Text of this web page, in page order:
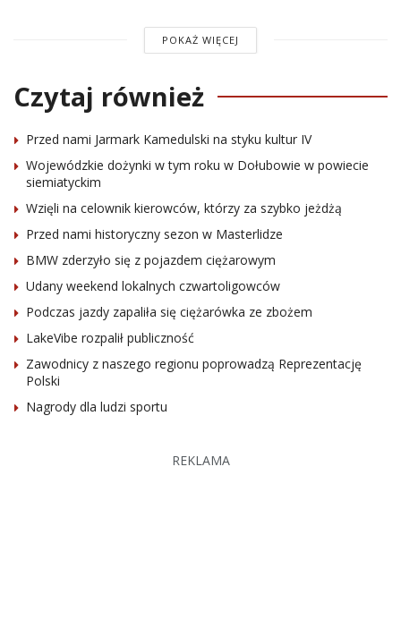
POKAŻ WIĘCEJ
Czytaj również
Przed nami Jarmark Kamedulski na styku kultur IV
Wojewódzkie dożynki w tym roku w Dołubowie w powiecie
siemiatyckim
Wzięli na celownik kierowców, którzy za szybko jeżdżą
Przed nami historyczny sezon w Masterlidze
BMW zderzyło się z pojazdem ciężarowym
Udany weekend lokalnych czwartoligowców
Podczas jazdy zapaliła się ciężarówka ze zbożem
LakeVibe rozpalił publiczność
Zawodnicy z naszego regionu poprowadzą Reprezentację
Polski
Nagrody dla ludzi sportu
REKLAMA